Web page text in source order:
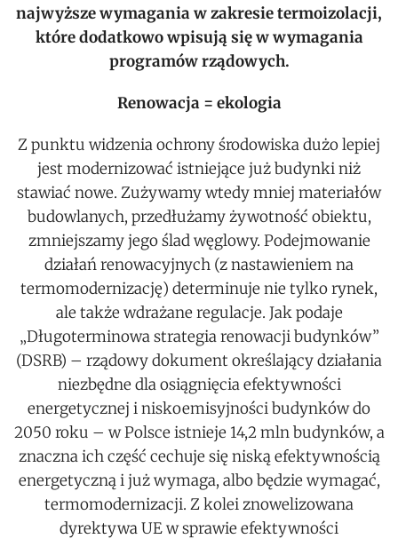
najwyższe wymagania w zakresie termoizolacji,
które dodatkowo wpisują się w wymagania
programów rządowych.
Renowacja = ekologia
Z punktu widzenia ochrony środowiska dużo lepiej
jest modernizować istniejące już budynki niż
stawiać nowe. Zużywamy wtedy mniej materiałów
budowlanych, przedłużamy żywotność obiektu,
zmniejszamy jego ślad węglowy. Podejmowanie
działań renowacyjnych (z nastawieniem na
termomodernizację) determinuje nie tylko rynek,
ale także wdrażane regulacje. Jak podaje
„Długoterminowa strategia renowacji budynków”
(DSRB) – rządowy dokument określający działania
niezbędne dla osiągnięcia efektywności
energetycznej i niskoemisyjności budynków do
2050 roku – w Polsce istnieje 14,2 mln budynków, a
znaczna ich część cechuje się niską efektywnością
energetyczną i już wymaga, albo będzie wymagać,
termomodernizacji. Z kolei znowelizowana
dyrektywa UE w sprawie efektywności